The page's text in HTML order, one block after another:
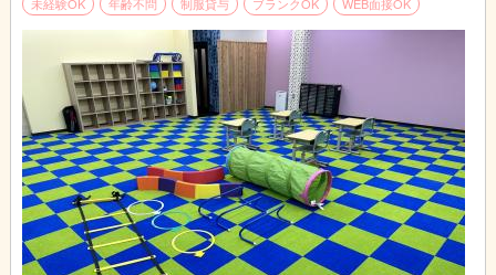
【1日のスケジュール例】
9:00～ 出勤、朝礼
9:30～ 自宅にお迎え
10:00～ 午前支援
12:00～ 自宅に送り
12:30～ 休憩
13:30～ 午後支援準備
14:30～ 学校お迎え
15:00～ 午後支援
17:00～ 自宅に送り
18:00～ 退勤